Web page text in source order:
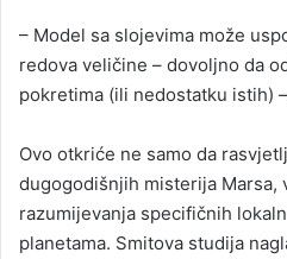
– Model sa slojevima može
redova veličine – dovoljno da
pokretima (ili nedostatku istih)
Ovo otkriće ne samo da
dugogodišnjih misterija Marsa,
razumijevanja specifičnih
planetama. Smitova studija